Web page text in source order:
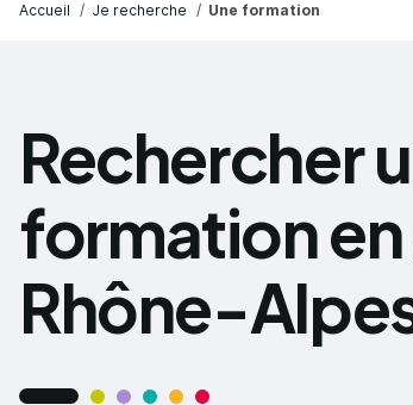
Accueil Je recherche Une formation
Rechercher
formation
Rhône-